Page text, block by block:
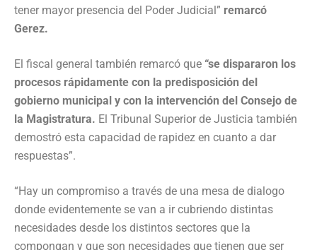
tener mayor presencia del Poder Judicial” remarcó
Gerez.
El fiscal general también remarcó que “se dispararon los
procesos rápidamente con la predisposición del
gobierno municipal y con la intervención del Consejo de
la Magistratura. El Tribunal Superior de Justicia también
demostró esta capacidad de rapidez en cuanto a dar
respuestas”.
“Hay un compromiso a través de una mesa de dialogo
donde evidentemente se van a ir cubriendo distintas
necesidades desde los distintos sectores que la
compongan y que son necesidades que tienen que ser